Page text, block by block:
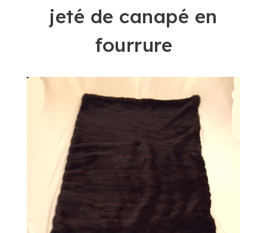
jeté de canapé en
fourrure